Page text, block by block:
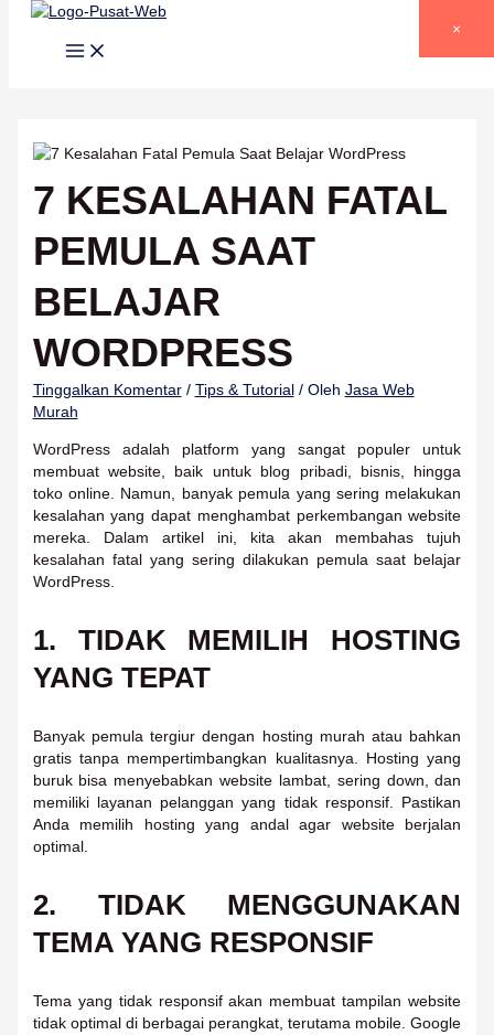
Lewati ke konten
7 KESALAHAN FATAL
PEMULA SAAT
BELAJAR
WORDPRESS
Tinggalkan Komentar / Tips & Tutorial/ Oleh Jasa Web
Murah
WordPress adalah platform yang sangat populer untuk
membuat website, baik untuk blog pribadi, bisnis, hingga
toko online. Namun, banyak pemula yang sering melakukan
kesalahan yang dapat menghambat perkembangan website
mereka. Dalam artikel ini, kita akan membahas tujuh
kesalahan fatal yang sering dilakukan pemula saat belajar
WordPress.
1. TIDAK MEMILIH HOSTING
YANG TEPAT
Banyak pemula tergiur dengan hosting murah atau bahkan
gratis tanpa mempertimbangkan kualitasnya. Hosting yang
buruk bisa menyebabkan website lambat, sering down, dan
memiliki layanan pelanggan yang tidak responsif. Pastikan
Anda memilih hosting yang andal agar website berjalan
optimal.
2. TIDAK MENGGUNAKAN
TEMA YANG RESPONSIF
Tema yang tidak responsif akan membuat tampilan website
tidak optimal di berbagai perangkat, terutama mobile. Google
×